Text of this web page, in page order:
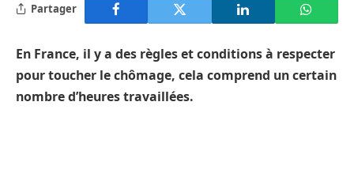
Partager
En France, il y a des règles et conditions à respecter
pour toucher le chômage, cela comprend un certain
nombre d’heures travaillées.